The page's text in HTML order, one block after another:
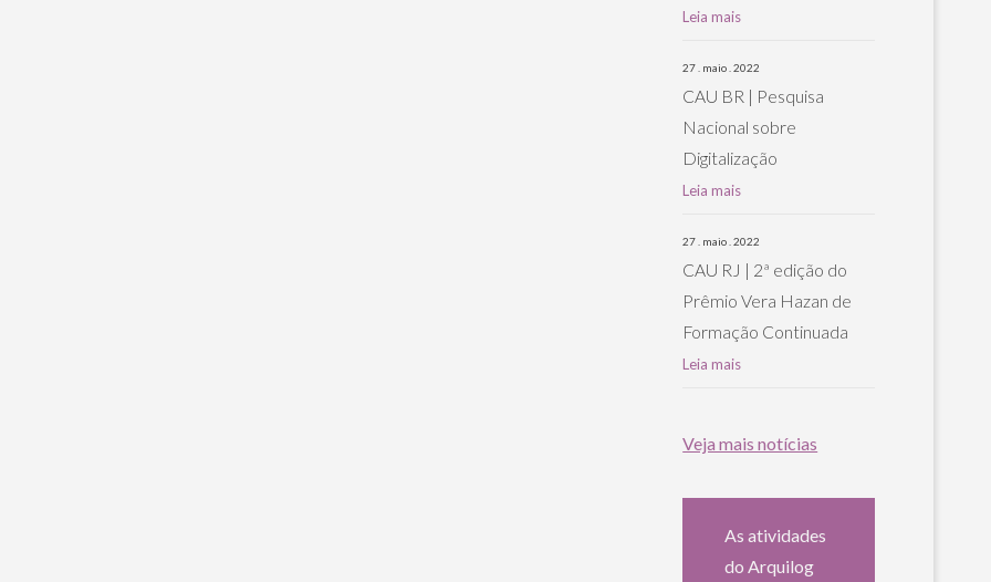
Leia mais
27 . maio . 2022
CAU BR | Pesquisa
Nacional sobre
Digitalização
Leia mais
27 . maio . 2022
CAU RJ | 2ª edição do
Prêmio Vera Hazan de
Formação Continuada
Leia mais
Veja mais notícias
As atividades
do Arquilog